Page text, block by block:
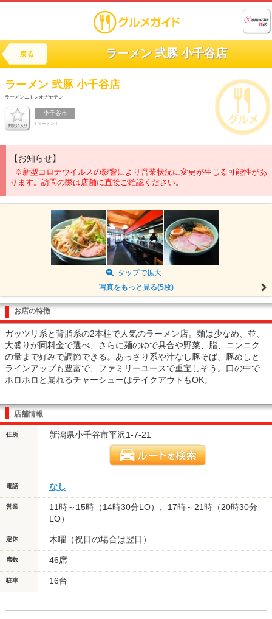
戻る ラーメン 弐豚 小千谷店
ラーメン 弐豚 小千谷店
ラーメンニトンオヂヤテン
小千谷市
[ ラーメン ]
【お知らせ】
※新型コロナウイルスの影響により営業状況に変更が生じる可能性があ
ります。訪問の際は店舗に直接ご確認ください。
タップで拡大
写真をもっと見る(5枚)
お店の特徴
ガッツリ系と背脂系の2本柱で人気のラーメン店。麺は少なめ、並、
大盛りが同料金で選べ、さらに麺のゆで具合や野菜、脂、ニンニク
の量まで好みで調節できる。あっさり系や汁なし豚そば、豚めしと
ラインアップも豊富で、ファミリーユースで重宝しそう。口の中で
ホロホロと崩れるチャーシューはテイクアウトもOK。
店舗情報
住所 新潟県小千谷市平沢1-7-21
電話 なし
営業
11時～15時（14時30分LO）、17時～21時（20時30分
LO）
定休 木曜（祝日の場合は翌日）
席数 46席
駐車 16台